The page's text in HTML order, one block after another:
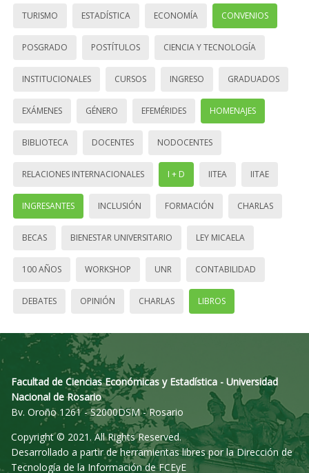
TURISMO ESTADÍSTICA ECONOMÍA CONVENIOS
POSGRADO POSTÍTULOS CIENCIA Y TECNOLOGÍA
INSTITUCIONALES CURSOS INGRESO GRADUADOS
EXÁMENES GÉNERO EFEMÉRIDES HOMENAJES
BIBLIOTECA DOCENTES NODOCENTES
RELACIONES INTERNACIONALES I + D IITEA IITAE
INGRESANTES INCLUSIÓN FORMACIÓN CHARLAS
BECAS BIENESTAR UNIVERSITARIO LEY MICAELA
100 AÑOS WORKSHOP UNR CONTABILIDAD
DEBATES OPINIÓN CHARLAS LIBROS
Facultad de Ciencias Económicas y Estadística - Universidad
Nacional de Rosario
Bv. Oroño 1261 - S2000DSM - Rosario
Copyright © 2021. All Rights Reserved.
Desarrollado a partir de herramientas libres por la Dirección de
Tecnología de la Información de FCEyE